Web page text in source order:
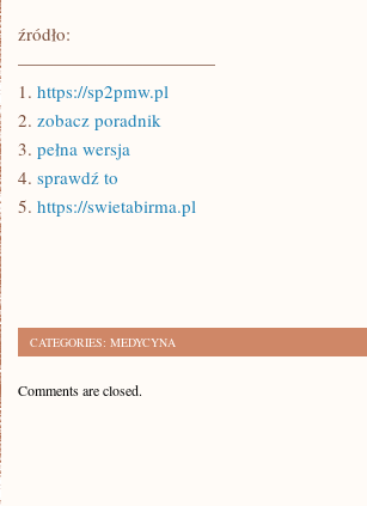
źródło:
———————————
1. https://sp2pmw.pl
2. zobacz poradnik
3. pełna wersja
4. sprawdź to
5. https://swietabirma.pl
CATEGORIES: MEDYCYNA
Comments are closed.